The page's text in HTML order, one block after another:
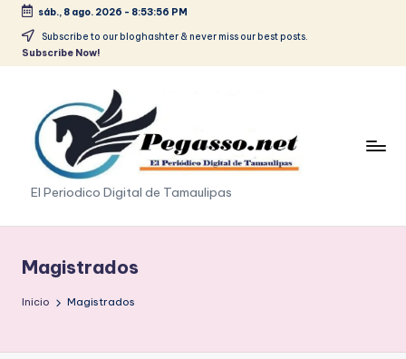
Saltar
sáb., 8 ago. 2026 - 8:53:57 PM
Subscribe to our bloghashter & never miss our best posts.
Subscribe Now!
p
e
g
s
El Periodico Digital de Tamaulipas
Magistrados
Inicio Magistrados